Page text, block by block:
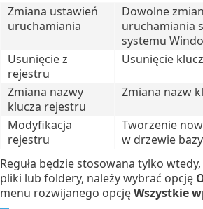
Zmiana ustawień
uruchamiania
Dowolne
uruchamiania
systemu
Usunięcie z
rejestru
Usunięcie
Zmiana nazwy
klucza rejestru
Zmiana nazw
Modyfikacja
rejestru
Tworzenie
w drzewie
Reguła będzie stosowana tylko
pliki lub foldery, należy wybrać opcję
menu rozwijanego opcjęWszystkie